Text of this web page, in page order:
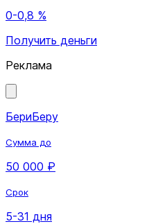
0-0,8 %
Получить деньги
Реклама
БериБеру
Сумма до
50 000 ₽
Срок
5-31 дня